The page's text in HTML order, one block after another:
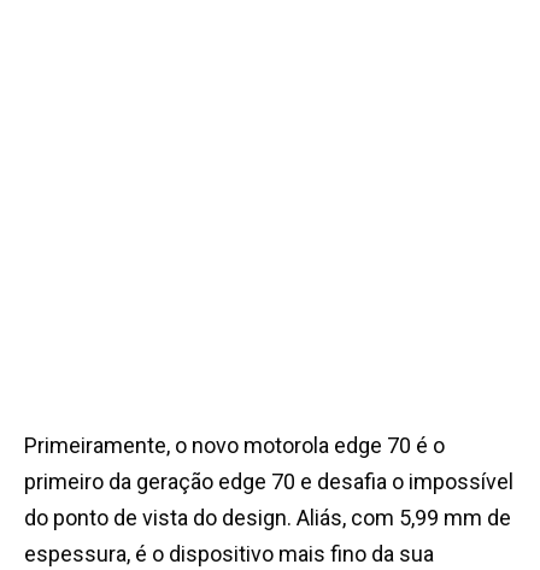
Primeiramente, o novo motorola edge 70 é o
primeiro da geração edge 70 e desafia o impossível
do ponto de vista do design. Aliás, com 5,99 mm de
espessura, é o dispositivo mais fino da sua